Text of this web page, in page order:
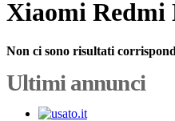
Xiaomi Redmi
Non ci sono risultati
Ultimi annunci